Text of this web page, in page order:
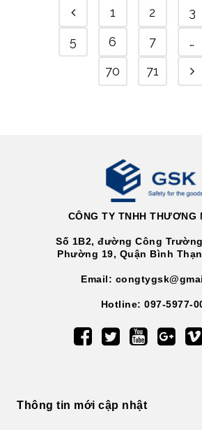
1 2 3
5
6 7 …
70
71
CÔNG TY TNHH THƯƠNG
Số 1B2, đường Công
Phường 19, Quận Bình
Email:
Hotline: 097-5977-
Thông tin mới cập nhật